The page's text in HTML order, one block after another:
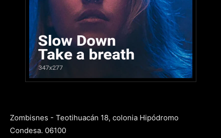
Zombisnes - Teotihuacán 18, colonia Hipódromo
Condesa. 06100